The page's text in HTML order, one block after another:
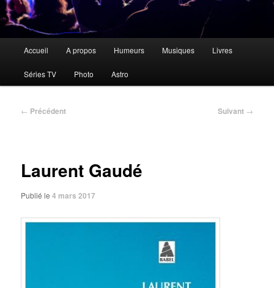
Accueil A propos Humeurs Musiques Livres
Séries TV Photo Astro
Navigation
← Précédent Suivant →
Laurent Gaudé
Publié le4 mars 2017